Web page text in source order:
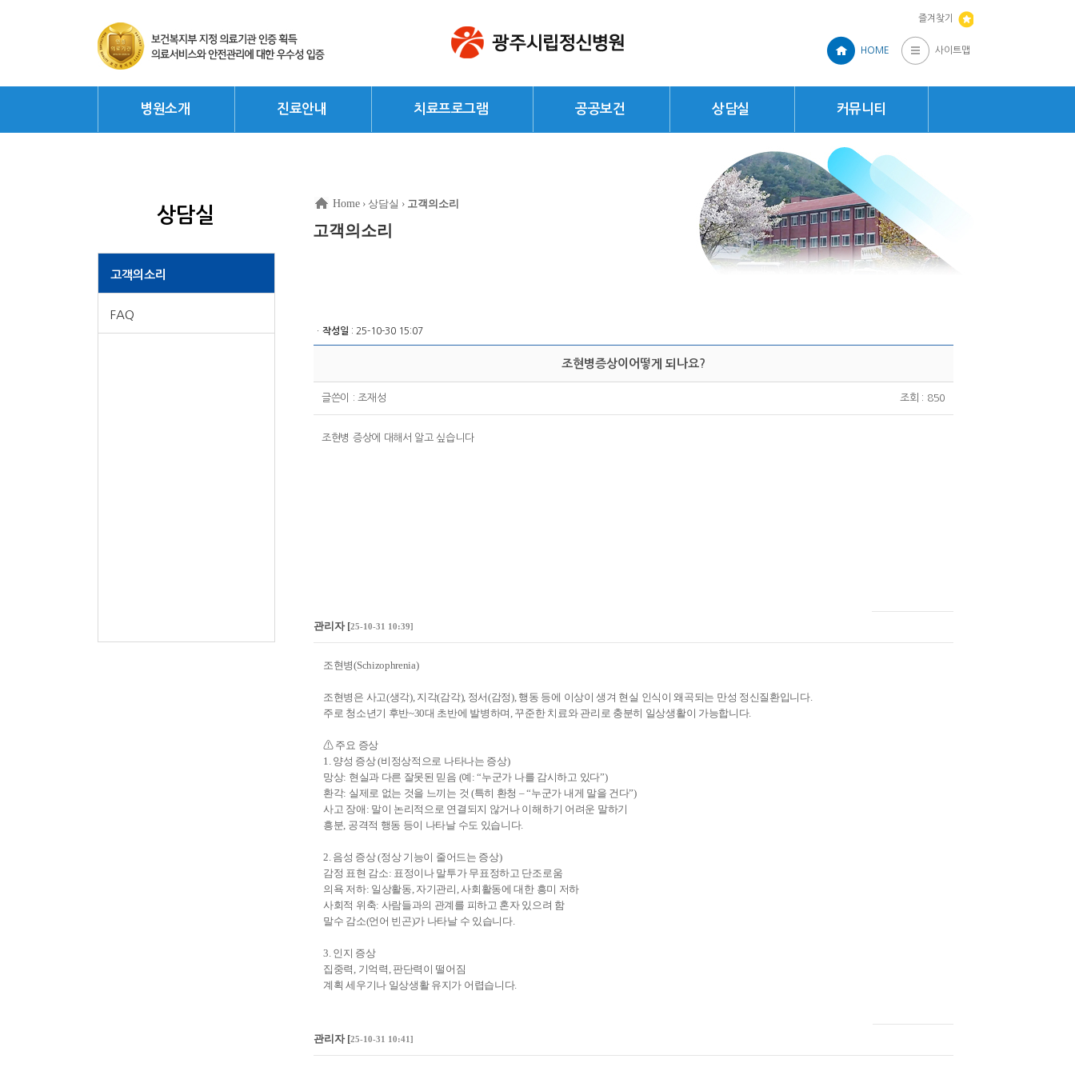
즐겨찾기
HOME 사이트맵
병원소개 진료안내 치료프로그램 공공보건 상담실 커뮤니티
상담실
고객의소리
FAQ
Home › 상담실 › 고객의소리
고객의소리
ㆍ 작성일 : 25-10-30 15:07
조현병증상이어떻게 되나요?
글쓴이 :조재성 조회 : 850
조현병 증상에 대해서 알고 싶습니다
관리자[25-10-31 10:39]
조현병(Schizophrenia)
조현병은 사고(생각), 지각(감각), 정서(감정), 행동 등에 이상이 생겨 현실 인식이 왜곡되는 만성 정신질환입니다.
주로 청소년기 후반~30대 초반에 발병하며, 꾸준한 치료와 관리로 충분히 일상생활이 가능합니다.
⚠ 주요 증상
1. 양성 증상 (비정상적으로 나타나는 증상)
망상: 현실과 다른 잘못된 믿음 (예: “누군가 나를 감시하고 있다”)
환각: 실제로 없는 것을 느끼는 것 (특히 환청 – “누군가 내게 말을 건다”)
사고 장애: 말이 논리적으로 연결되지 않거나 이해하기 어려운 말하기
흥분, 공격적 행동 등이 나타날 수도 있습니다.
2. 음성 증상 (정상 기능이 줄어드는 증상)
감정 표현 감소: 표정이나 말투가 무표정하고 단조로움
의욕 저하: 일상활동, 자기관리, 사회활동에 대한 흥미 저하
사회적 위축: 사람들과의 관계를 피하고 혼자 있으려 함
말수 감소(언어 빈곤)가 나타날 수 있습니다.
3. 인지 증상
집중력, 기억력, 판단력이 떨어짐
계획 세우기나 일상생활 유지가 어렵습니다.
관리자[25-10-31 10:41]